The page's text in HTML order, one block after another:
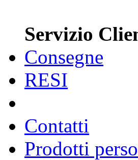
Servizio
Consegne
RESI
Contatti
Prodotti